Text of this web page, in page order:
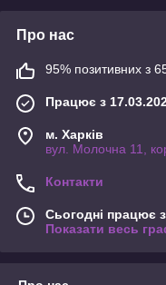
Про нас
95% позитивних з 65
Працює з
м. Харків
вул. Молочна 11,
Контакти
Сьогодні працює
Показати весь